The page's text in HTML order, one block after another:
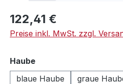
Regulärer Preis:
122,41 €
Preise inkl. MwSt. zzgl.
Haubeauswählen
blaue Haube
graue